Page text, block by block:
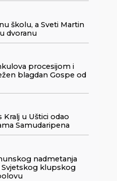
školu, a Sveti Martin
dvoranu
procesijom i
blagdan Gospe od
Kralj u Uštici odao
Samudaripena
nadmetanja
klupskog